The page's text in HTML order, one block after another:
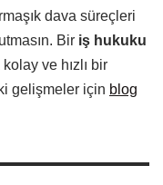
dava süreçleri
Bir iş hukuku
ve hızlı bir
gelişmeler için blog